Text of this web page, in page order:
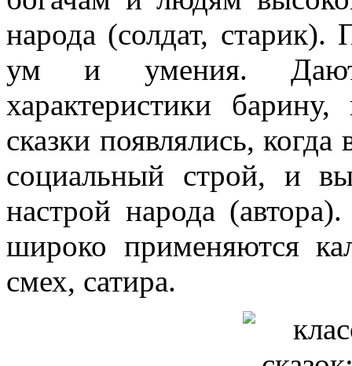
народа (солдат,
ум и умения.
характеристики
сказки появлялись,
социальный строй, и
настрой народа
широко применяются
смех, сатира.